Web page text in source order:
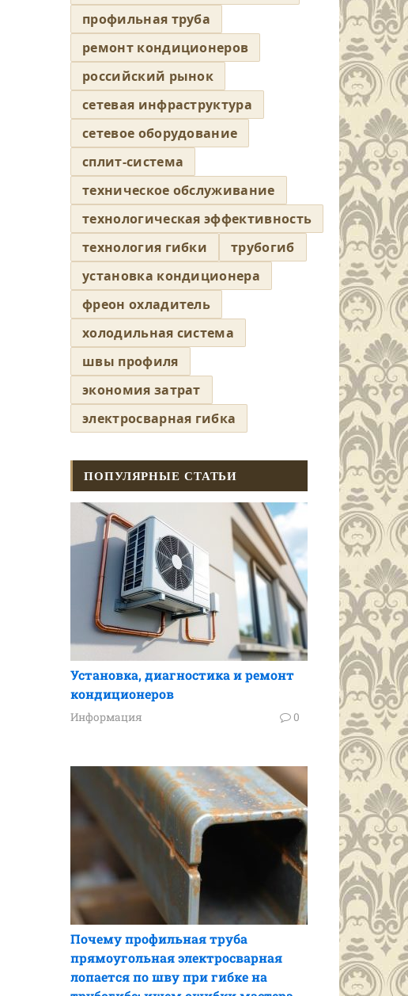
профильная труба
ремонт кондиционеров
российский рынок
сетевая инфраструктура
сетевое оборудование
сплит-система
техническое обслуживание
технологическая эффективность
технология гибки
трубогиб
установка кондиционера
фреон охладитель
холодильная система
швы профиля
экономия затрат
электросварная гибка
ПОПУЛЯРНЫЕ СТАТЬИ
Установка, диагностика и ремонт
кондиционеров
Информация 0
Почему профильная труба
прямоугольная электросварная
лопается по шву при гибке на